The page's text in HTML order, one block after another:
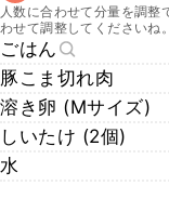
人数に合わせて分量を調整
わせて調整してくださいね。
ごはん
豚こま切れ肉
溶き卵 (Mサイズ)
しいたけ (2個)
水